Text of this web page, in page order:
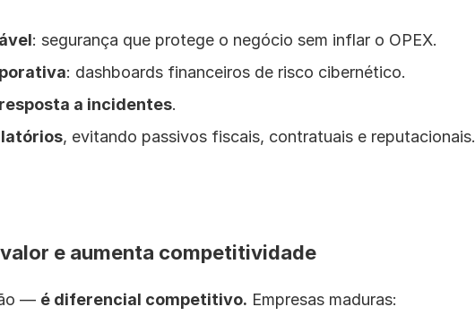
: segurança que protege o negócio sem inflar o OPEX.
: dashboards financeiros de risco cibernético.
a incidentes.
, evitando passivos fiscais, contratuais e reputacionais.
e aumenta competitividade
— é diferencial competitivo. Empresas maduras: